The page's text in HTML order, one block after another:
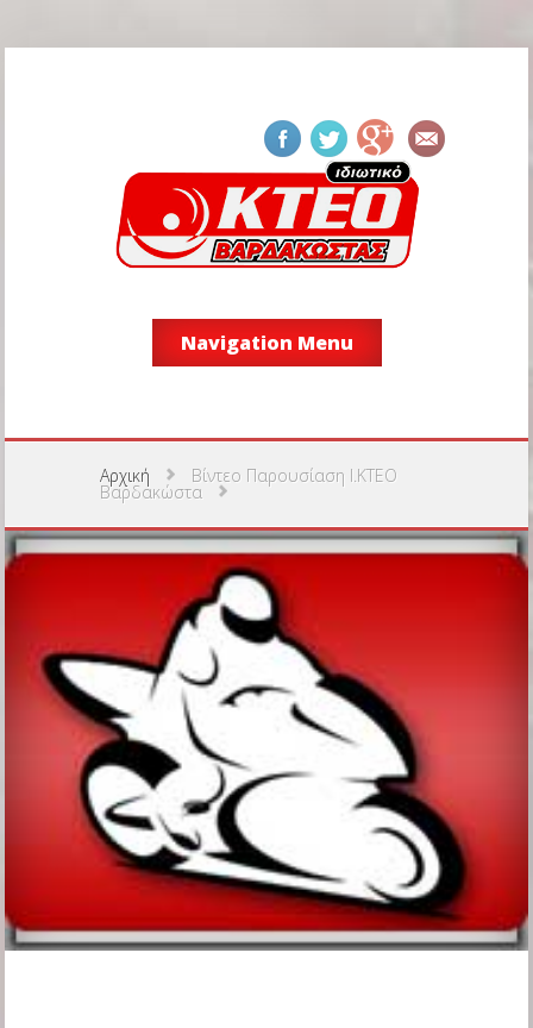
Navigation Menu
Αρχική Βίντεο Παρουσίαση Ι.ΚΤΕΟ
Βαρδακώστα